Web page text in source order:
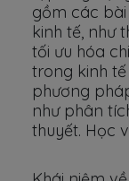
gồm các
kinh tế, như
tối ưu hóa
trong kinh
phương
như phân
thuyết. Học